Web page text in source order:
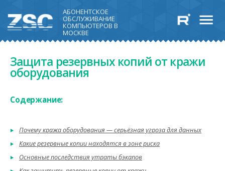
АБОНЕНТСКОЕ
ОБСЛУЖИВАНИЕ
КОМПЬЮТЕРОВ В
МОСКВЕ
Защита резервных копий от кражи
оборудования
Содержание:
Почему кража оборудования — серьёзная угроза для данных
Какие резервные копии находятся в зоне риска
Основные последствия утраты бэкапов